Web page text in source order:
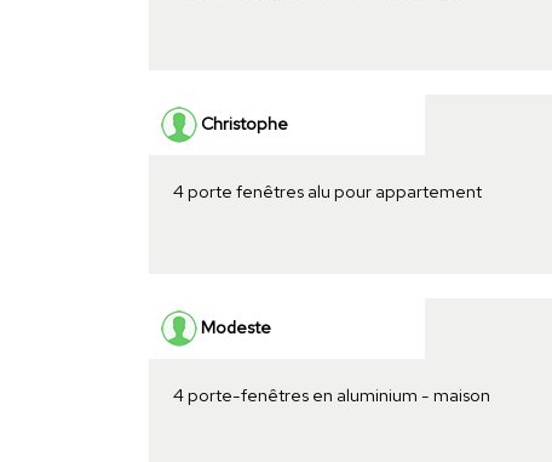
Christophe
4 porte fenêtres alu pour appartement
Modeste
4 porte-fenêtres en aluminium - maison